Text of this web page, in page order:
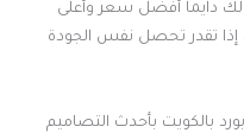
لك دايما أفضل سعر وأعلى
إذا تقدر تحصل نفس الجودة
بالكويت بأحدث التصاميم